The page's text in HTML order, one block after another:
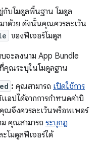
กับโมดูลพื้นฐาน โมดูล
าด้วย ดังนั้นคุณควรละเว้น
ของฟีเจอร์โมดูล
จะลงนาม App Bundle
คุณระบุในโมดูลฐาน
: คุณสามารถ เปิดใช้การ
อปได้จากการกำหนดค่าบิ
ณจึงควรละเว้นพร็อพเพอร์
ม คุณสามารถ ระบุกฎ
โมดูลฟีเจอร์ได้